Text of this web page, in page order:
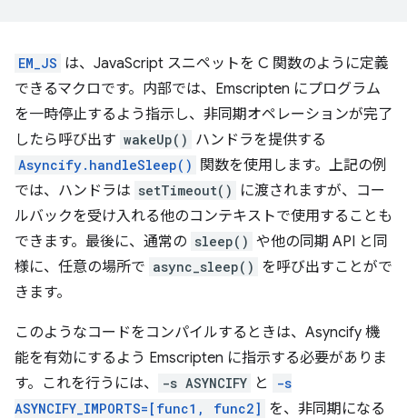
EM_JS は、JavaScript スニペットを C 関数のように定義
できるマクロです。内部では、Emscripten にプログラム
を一時停止するよう指示し、非同期オペレーションが完了
したら呼び出す wakeUp() ハンドラを提供する
Asyncify.handleSleep()
関数を使用します。上記の例
では、ハンドラは setTimeout()
に渡されますが、コー
ルバックを受け入れる他のコンテキストで使用することも
できます。最後に、通常の sleep() や他の同期 API と同
様に、任意の場所で async_sleep() を呼び出すことがで
きます。
このようなコードをコンパイルするときは、Asyncify 機
能を有効にするよう Emscripten に指示する必要がありま
す。これを行うには、
-s ASYNCIFY と
-s
ASYNCIFY_IMPORTS=[func1, func2] を、非同期になる